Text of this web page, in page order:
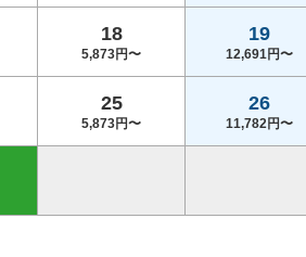
18
5,873円〜
19
12,691円〜
25
5,873円〜
26
11,782円〜